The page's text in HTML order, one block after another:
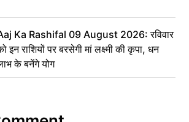
Ka Rashifal 09 August 2026: रविवार
इन राशियों पर बरसेगी मां लक्ष्मी की कृपा, धन
के बनेंगे योग